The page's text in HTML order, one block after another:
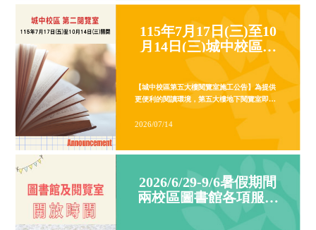
發生網路中斷情形，造成圖書館相關
暫時無法使用。影響範圍：8/9 (日)
17:001. 圖書館網頁、借還書服務及紀
電子資源、校外連線等網路服務。2.
約取書櫃。造成不便 敬請見諒外雙溪
02-28819471 分機5132(借還書)城 中
02-23111531 分機2447(借還書)
2026/08/04
城區第一閱覽室清潔作業延期通知 因
人事行政總處公告北北基 7/10 (五) 停
原訂於當日進行的「城區第一閱覽室
業也因此順延辦理！請大家多加留意
訊，以免白跑一趟!! 延期資訊新訂清
2026/08/03
115年7月17日(三)至10
月14日(三)城中校區第
五大樓閱覽室施工關閉
公告
2026/6/29-9/6暑假期間
兩校區圖書館各項服務
開放時間及年度清潔公